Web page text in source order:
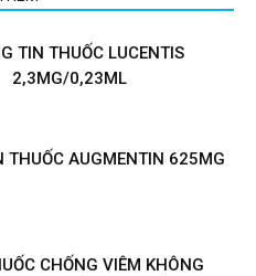
TIN THUỐC LUCENTIS
2,3MG/0,23ML
THUỐC AUGMENTIN 625MG
CHỐNG VIÊM KHÔNG